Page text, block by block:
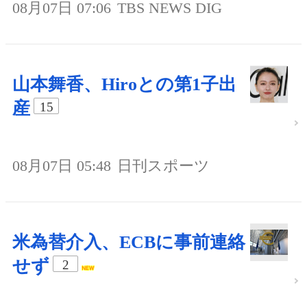
08月07日 07:06 TBS NEWS DIG
山本舞香、Hiroとの第1子出
産
15
08月07日 05:48 日刊スポーツ
米為替介入、ECBに事前連絡
せず
2